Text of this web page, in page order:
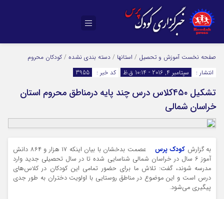
صفحه نخست آموزش و تحصیل / استانها / دسته بندی نشده / کودکان محروم
انتشار :
سپتامبر 4, 2016 - 10:14 ق.ظ کد خبر : 3955
تشکیل ۴۵۰کلاس درس چند پایه درمناطق محروم استان
خراسان شمالی
به گزارش کودک پرس
عصمت بدخشان با بیان اینکه ۱۷ هزار و ۸۶۴ دانش
آموز ۶ سال در خراسان شمالی شناسایی شده تا در سال تحصیلی جدید وارد
مدرسه شوند، گفت: تلاش ما برای حضور تمامی این کودکان در کلاس‌های
درس است و این موضوع در مناطق روستایی با اولویت دختران به طور جدی
پیگیری می‌شود.